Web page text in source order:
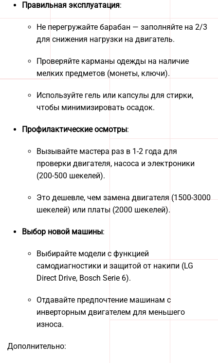
Правильная эксплуатация:
Не перегружайте барабан — заполняйте на 2/3
для снижения нагрузки на двигатель.
Проверяйте карманы одежды на наличие
мелких предметов (монеты, ключи).
Используйте гель или капсулы для стирки,
чтобы минимизировать осадок.
Профилактические осмотры:
Вызывайте мастера раз в 1-2 года для
проверки двигателя, насоса и электроники
(200-500 шекелей).
Это дешевле, чем замена двигателя (1500-3000
шекелей) или платы (2000 шекелей).
Выбор новой машины:
Выбирайте модели с функцией
самодиагностики и защитой от накипи (LG
Direct Drive, Bosch Serie 6).
Отдавайте предпочтение машинам с
инверторным двигателем для меньшего
износа.
Дополнительно: